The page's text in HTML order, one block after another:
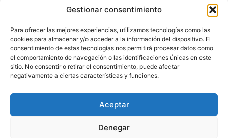
Gestionar consentimiento
Para ofrecer las mejores experiencias, utilizamos tecnologías como las
cookies para almacenar y/o acceder a la información del dispositivo. El
consentimiento de estas tecnologías nos permitirá procesar datos como
el comportamiento de navegación o las identificaciones únicas en este
sitio. No consentir o retirar el consentimiento, puede afectar
negativamente a ciertas características y funciones.
Aceptar
Denegar